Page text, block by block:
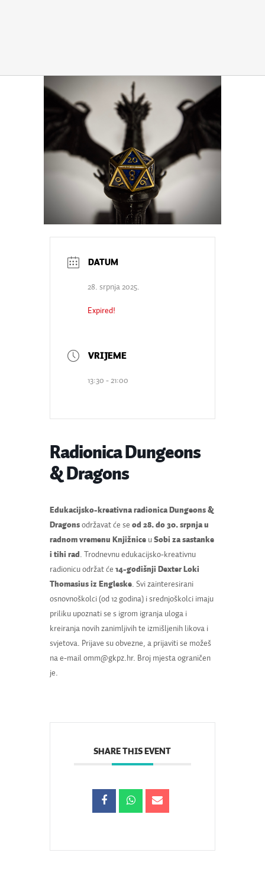
28. srpnja 2025.
Expired!
13:30 - 21:00
Radionica Dungeons
& Dragons
Edukacijsko-kreativna radionica Dungeons &
Dragonsodržavat će se od 28. do 30. srpnja u
radnom vremenu Knjižniceu Sobi za sastanke
i tihi rad . Trodnevnu edukacijsko-kreativnu
radionicu održat će 14-godišnji Dexter Loki
Thomasius iz Engleske. Svi zainteresirani
osnovnoškolci (od 12 godina) i srednjoškolci imaju
priliku upoznati se s igrom igranja uloga i
kreiranja novih zanimljivih te izmišljenih likova i
svjetova. Prijave su obvezne, a prijaviti se možeš
na e-mail omm@gkpz.hr. Broj mjesta ograničen
je.
SHARE THIS EVENT